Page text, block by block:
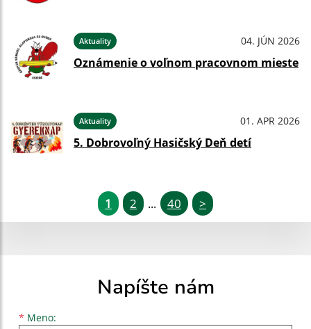
Aktuality 04. JÚN 2026
Oznámenie o voľnom pracovnom mieste
Aktuality 01. APR 2026
5. Dobrovoľný Hasičský Deň detí
1 2 ... 40 >
Napíšte nám
* Meno:
Meno
Priezvisko
E-mailová adresa